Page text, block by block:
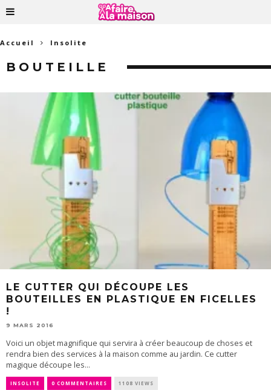
Accueil Insolite
BOUTEILLE
LE CUTTER QUI DÉCOUPE LES
BOUTEILLES EN PLASTIQUE EN FICELLES
!
9 MARS 2016
Voici un objet magnifique qui servira à créer beaucoup de choses et
rendra bien des services à la maison comme au jardin. Ce cutter
magique découpe les...
INSOLITE 0 COMMENTAIRES 1108 VIEWS